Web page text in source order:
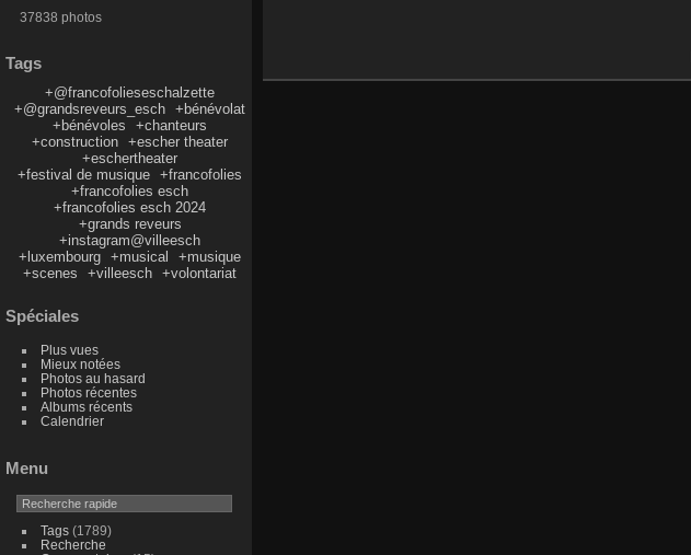
37838 photos
Tags
+@francofolieseschalzette
+@grandsreveurs_esch
+bénévolat
+bénévoles
+chanteurs
+construction
+escher theater
+eschertheater
+festival de musique
+francofolies
+francofolies esch
+francofolies esch 2024
+grands reveurs
+instagram@villeesch
+luxembourg
+musical
+musique
+scenes
+villeesch +volontariat
Spéciales
Plus vues
Mieux notées
Photos au hasard
Photos récentes
Albums récents
Calendrier
Menu
Tags(1789)
Recherche